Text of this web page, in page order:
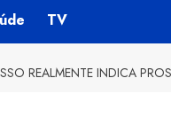
TV
REALMENTE INDICA